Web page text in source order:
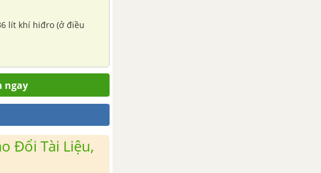
lít khí hiđro (ở điều
ngay
Đổi Tài Liệu,